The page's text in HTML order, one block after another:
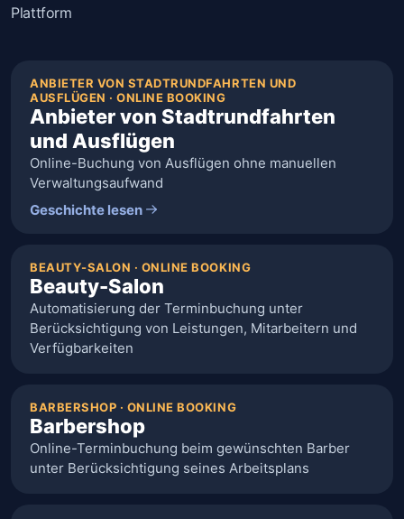
Plattform
ANBIETER VON STADTRUNDFAHRTEN UND
AUSFLÜGEN · ONLINE BOOKING
Anbieter von Stadtrundfahrten
und Ausflügen
Online-Buchung von Ausflügen ohne manuellen
Verwaltungsaufwand
Geschichte lesen
BEAUTY-SALON · ONLINE BOOKING
Beauty-Salon
Automatisierung der Terminbuchung unter
Berücksichtigung von Leistungen, Mitarbeitern und
Verfügbarkeiten
BARBERSHOP · ONLINE BOOKING
Barbershop
Online-Terminbuchung beim gewünschten Barber
unter Berücksichtigung seines Arbeitsplans